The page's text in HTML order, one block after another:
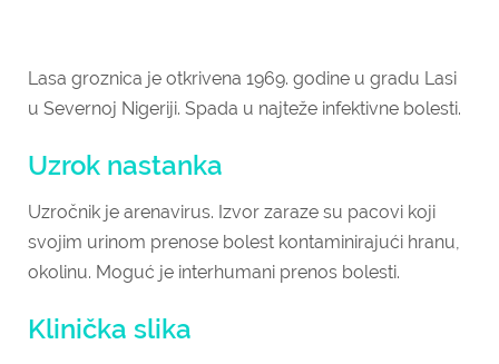
Lasa groznica je otkrivena 1969. godine u gradu Lasi
u Severnoj Nigeriji. Spada u najteže infektivne bolesti.
Uzrok nastanka
Uzročnik je arenavirus. Izvor zaraze su pacovi koji
svojim urinom prenose bolest kontaminirajući hranu,
okolinu. Moguć je interhumani prenos bolesti.
Klinička slika